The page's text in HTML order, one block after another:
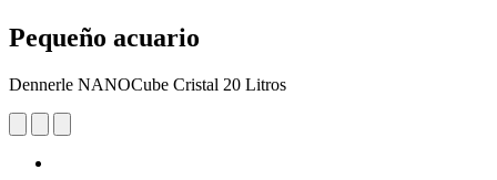
Pequeño acuario
Dennerle NANOCube Cristal 20 Litros